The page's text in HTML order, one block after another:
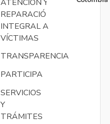
ATENCIÓN Y
REPARACIÓN
INTEGRAL A
VÍCTIMAS
TRANSPARENCIA
PARTICIPA
SERVICIOS
Y
TRÁMITES